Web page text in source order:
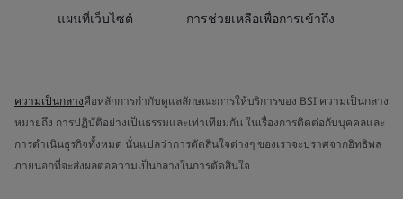
แผนที่เว็บไซต์ การช่วยเหลือเพื่อการเข้าถึง
ความเป็นกลางคือหลักการกำกับดูแลลักษณะการให้บริการของ BSI ความเป็นกลาง
หมายถึง การปฏิบัติอย่างเป็นธรรมและเท่าเทียมกัน ในเรื่องการติดต่อกับบุคคลและ
การดำเนินธุรกิจทั้งหมด นั่นแปลว่าการตัดสินใจต่างๆ ของเราจะปราศจากอิทธิพล
ภายนอกที่จะส่งผลต่อความเป็นกลางในการตัดสินใจ